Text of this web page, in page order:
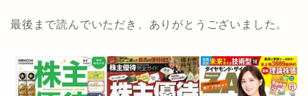
最後まで読んでいただき、ありがとうございました。